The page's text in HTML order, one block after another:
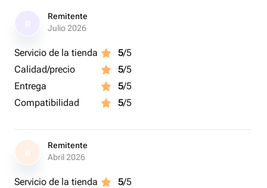
Remitente
Julio 2026
Servicio de la tienda 5/5
Calidad/precio
5/5
Entrega
5/5
Compatibilidad
5/5
R
Remitente
Abril 2026
Servicio de la tienda 5/5